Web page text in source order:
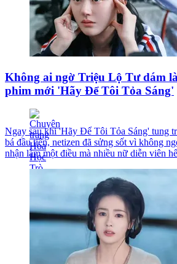
Không ai ngờ Triệu Lộ Tư dám
phim mới 'Hãy Để Tôi Tỏa Sáng'
Ngay sau khi 'Hãy Để Tôi Tỏa Sáng' tung
bá đầu tiên, netizen đã sửng sốt vì không
nhận làm một điều mà nhiều nữ diễn viên